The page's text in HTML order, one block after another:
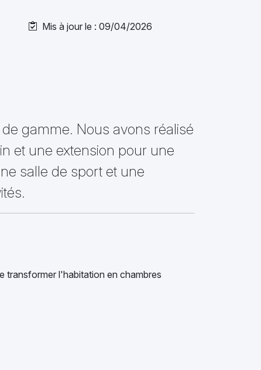
Mis à jour le : 09/04/2026
gamme. Nous avons réalisé
et une extension pour une
salle de sport et une
transformer l'habitation en chambres